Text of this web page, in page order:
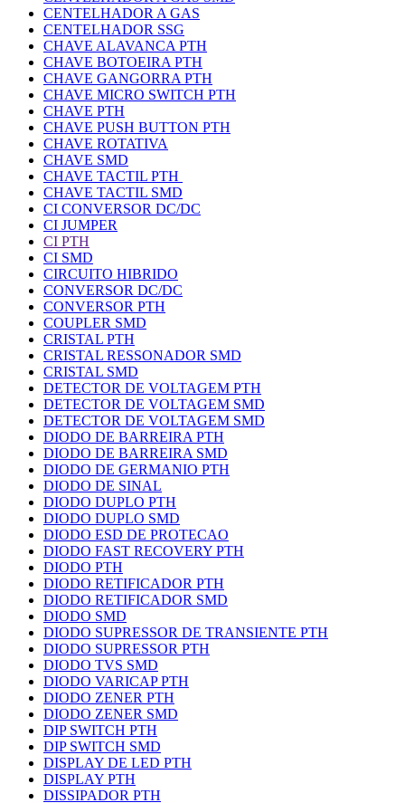
CENTELHADOR A GAS
CENTELHADOR SSG
CHAVE ALAVANCA PTH
CHAVE BOTOEIRA PTH
CHAVE GANGORRA PTH
CHAVE MICRO SWITCH PTH
CHAVE PTH
CHAVE PUSH BUTTON PTH
CHAVE ROTATIVA
CHAVE SMD
CHAVE TACTIL PTH
CHAVE TACTIL SMD
CI CONVERSOR DC/DC
CI JUMPER
CI PTH
CI SMD
CIRCUITO HIBRIDO
CONVERSOR DC/DC
CONVERSOR PTH
COUPLER SMD
CRISTAL PTH
CRISTAL RESSONADOR SMD
CRISTAL SMD
DETECTOR DE VOLTAGEM PTH
DETECTOR DE VOLTAGEM SMD
DETECTOR DE VOLTAGEM SMD
DIODO DE BARREIRA PTH
DIODO DE BARREIRA SMD
DIODO DE GERMANIO PTH
DIODO DE SINAL
DIODO DUPLO PTH
DIODO DUPLO SMD
DIODO ESD DE PROTECAO
DIODO FAST RECOVERY PTH
DIODO PTH
DIODO RETIFICADOR PTH
DIODO RETIFICADOR SMD
DIODO SMD
DIODO SUPRESSOR DE TRANSIENTE PTH
DIODO SUPRESSOR PTH
DIODO TVS SMD
DIODO VARICAP PTH
DIODO ZENER PTH
DIODO ZENER SMD
DIP SWITCH PTH
DIP SWITCH SMD
DISPLAY DE LED PTH
DISPLAY PTH
DISSIPADOR PTH